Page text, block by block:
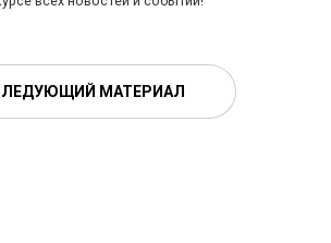
МАТЕРИАЛ